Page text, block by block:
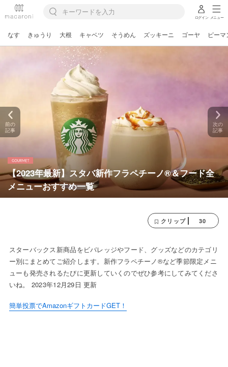
ログイン メニュー
なす きゅうり 大根 キャベツ そうめん ズッキーニ ゴーヤ ピーマ
【2023年最新】スタバ新作フラペチーノ®＆フード全
メニューおすすめ一覧
前の
記事
次の
記事
クリップ 30
スターバックス新商品をビバレッジやフード、グッズなどのカテゴリ
ー別にまとめてご紹介します。新作フラペチーノ®など季節限定メニ
ューも発売されるたびに更新していくのでぜひ参考にしてみてくださ
いね。 2023年12月29日 更新
簡単投票でAmazonギフトカードGET！